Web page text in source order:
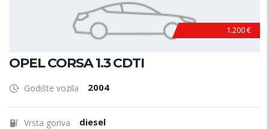
1.200 €
OPEL CORSA 1.3 CDTI
Godište vozila 2004
Vrsta goriva diesel